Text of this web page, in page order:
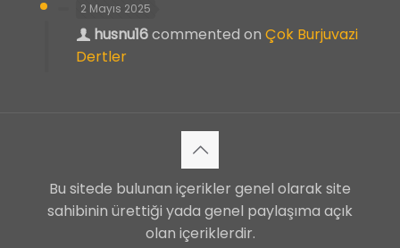
2 Mayıs 2025
husnu16commented on Çok Burjuvazi
Dertler
Bu sitede bulunan içerikler genel olarak site
sahibinin ürettiği yada genel paylaşıma açık
olan içeriklerdir.